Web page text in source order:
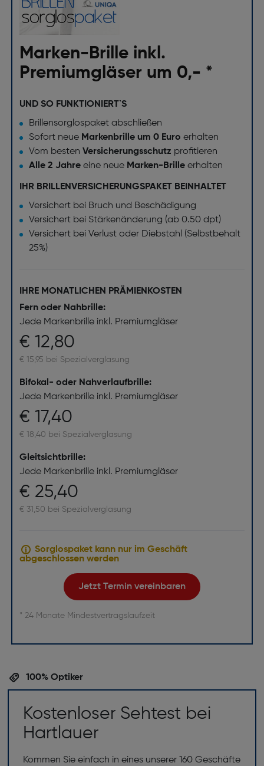
Marken-Brille inkl.
Premiumgläser um 0,- *
UND SO FUNKTIONIERT`S
Brillensorglospaket abschließen
Sofort neue Markenbrille um 0 Euro erhalten
Vom besten Versicherungsschutz profitieren
Alle 2 Jahreeine neue Marken-Brille erhalten
IHR BRILLENVERSICHERUNGSPAKET BEINHALTET
Versichert bei Bruch und Beschädigung
Versichert bei Stärkenänderung (ab 0.50 dpt)
Versichert bei Verlust oder Diebstahl (Selbstbehalt
25%)
IHRE MONATLICHEN PRÄMIENKOSTEN
Fern oder Nahbrille:
Jede Markenbrille inkl. Premiumgläser
€ 12,80
€ 15,95 bei Spezialverglasung
Bifokal- oder Nahverlaufbrille:
Jede Markenbrille inkl. Premiumgläser
€ 17,40
€ 18,40 bei Spezialverglasung
Gleitsichtbrille:
Jede Markenbrille inkl. Premiumgläser
€ 25,40
€ 31,50 bei Spezialverglasung
Sorglospaket kann nur im Geschäft
abgeschlossen werden
Jetzt Termin vereinbaren
* 24 Monate Mindestvertragslaufzeit
100% Optiker
Kostenloser Sehtest bei
Hartlauer
Kommen Sie einfach in eines unserer 160 Geschäfte